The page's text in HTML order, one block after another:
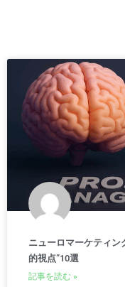
ニューロマーケティン
的視点”10選
記事を読む »